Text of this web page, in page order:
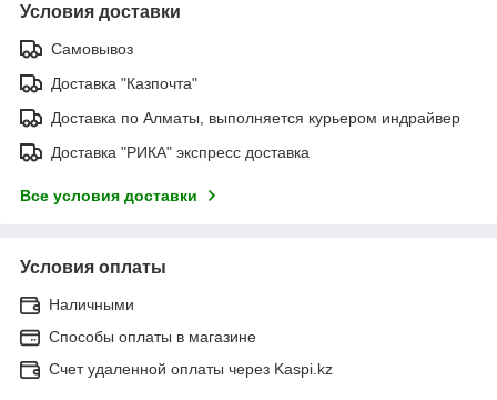
Условия доставки
Самовывоз
Доставка "Казпочта"
Доставка по Алматы, выполняется курьером индрайвер
Доставка "РИКА" экспресс доставка
Все условия доставки
Условия оплаты
Наличными
Способы оплаты в магазине
Счет удаленной оплаты через Kaspi.kz